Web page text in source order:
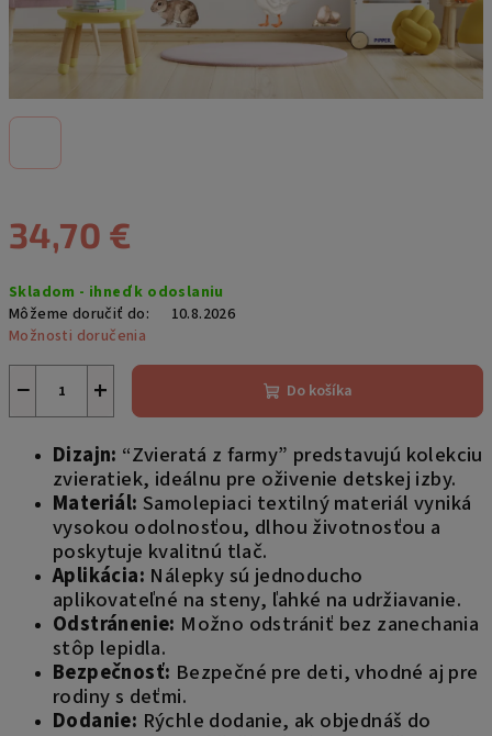
34,70 €
cena:
Skladom - ihneď k odoslaniu
Môžeme doručiť do:
10.8.2026
Možnosti doručenia
+
− Do košíka
Dizajn: “Zvieratá z farmy” predstavujú kolekciu
zvieratiek, ideálnu pre oživenie detskej izby.
Materiál: Samolepiaci textilný materiál vyniká
vysokou odolnosťou, dlhou životnosťou a
poskytuje kvalitnú tlač.
Aplikácia: Nálepky sú jednoducho
aplikovateľné na steny, ľahké na udržiavanie.
Odstránenie: Možno odstrániť bez zanechania
stôp lepidla.
Bezpečnosť: Bezpečné pre deti, vhodné aj pre
rodiny s deťmi.
Dodanie: Rýchle dodanie, ak objednáš do